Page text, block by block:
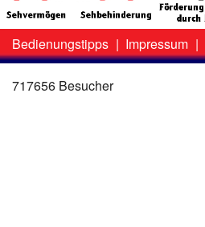
Zweit-
Menü
Bedienungstipps | Impressum |
717656 Besucher